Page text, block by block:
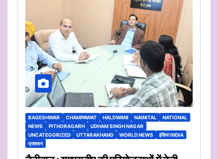
BAGESHWAR CHAMPAWAT HALDWANI NAINITAL
NATIONAL
NEWS
PITHORAGARH
UDHAM SINGH NAGAR
UNCATEGORIZED
UTTARAKHAND WORLD NEWS
इंडिया INDIA
प्रशासन